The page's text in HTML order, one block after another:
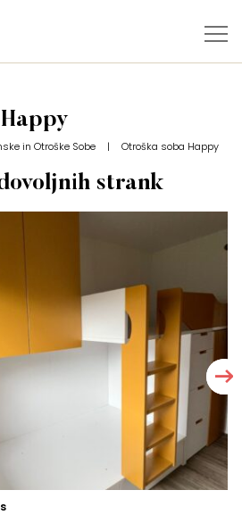
in Otroške Sobe | Otroška soba Happy
strank